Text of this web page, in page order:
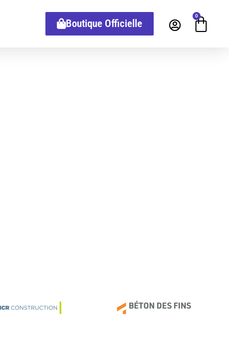
Boutique Officielle
0